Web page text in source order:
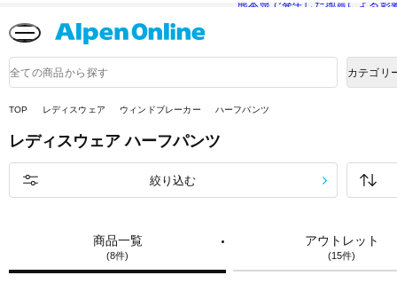
熊本県で発生した地震による影
品
検
カテゴリ
TOP レディスウェア ウィンドブレーカー ハーフパンツ
レディスウェアハーフパンツ
商品一覧
(8件)
アウトレット
(15件)
絞り込む